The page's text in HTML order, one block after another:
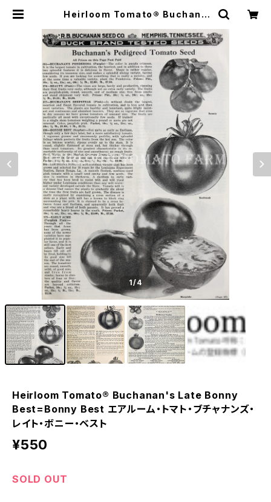
Heirloom Tomato® Buchana
est エアルーム・トマト・ブチャナン
ズ・レイト・ボニー・ベスト | Heirloo
m Tomato Farm
1/4
Heirloom Tomato® Buchanan's Late Bonny
Best=Bonny Best エアルーム・トマト・ブチャナンズ・
レイト・ボニー・ベスト
¥550
SOLD OUT